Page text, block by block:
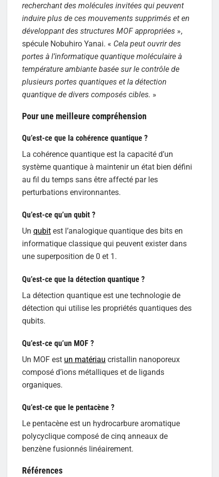
recherchant des molécules invitées qui peuvent
induire plus de ces mouvements supprimés et en
développant des structures MOF appropriées »,
spécule Nobuhiro Yanai. « Cela peut ouvrir des
portes à l’informatique quantique moléculaire à
température ambiante basée sur le contrôle de
plusieurs portes quantiques et la détection
quantique de divers composés cibles. »
Pour une meilleure compréhension
Qu’est-ce que la cohérence quantique ?
La cohérence quantique est la capacité d’un
système quantique à maintenir un état bien défini
au fil du temps sans être affecté par les
perturbations environnantes.
Qu’est-ce qu’un qubit ?
Un qubit est l’analogique quantique des bits en
informatique classique qui peuvent exister dans
une superposition de 0 et 1.
Qu’est-ce que la détection quantique ?
La détection quantique est une technologie de
détection qui utilise les propriétés quantiques des
qubits.
Qu’est-ce qu’un MOF ?
Un MOF est un matériau cristallin nanoporeux
composé d’ions métalliques et de ligands
organiques.
Qu’est-ce que le pentacène ?
Le pentacène est un hydrocarbure aromatique
polycyclique composé de cinq anneaux de
benzène fusionnés linéairement.
Références